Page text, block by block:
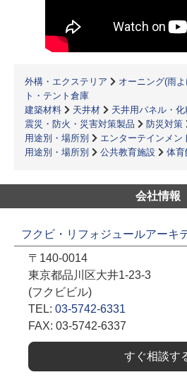
外構・エクステリア オーニング(雨
ト・テント倉庫
建築材料
天井材
天井用パネル・
震災・防火・災害対策製品
防災対策
用途別・場所別
エンターテインメン
用途別・場所別
公共教育施設 体育
会社情報
フクビ・リフォジュールアーキ
〒140-0014
東京都品川区大井1-23-3
(フクビビル)
TEL: 03-5742-6331
FAX: 03-5742-6337
すぐ相談す